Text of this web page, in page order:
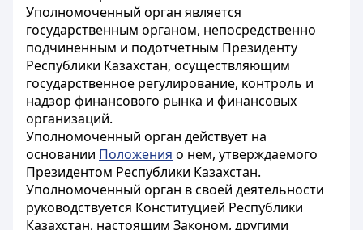
Уполномоченный орган является
государственным органом, непосредственно
подчиненным и подотчетным Президенту
Республики Казахстан, осуществляющим
государственное регулирование, контроль и
надзор финансового рынка и финансовых
организаций.
Уполномоченный орган действует на
основании Положения о нем, утверждаемого
Президентом Республики Казахстан.
Уполномоченный орган в своей деятельности
руководствуется Конституцией Республики
Казахстан, настоящим Законом, другими